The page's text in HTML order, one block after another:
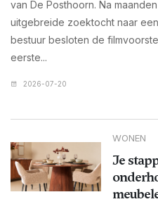
van De Posthoorn. Na
uitgebreide zoektocht naar
bestuur besloten de
eerste...
2026-07-20
WONEN
Je